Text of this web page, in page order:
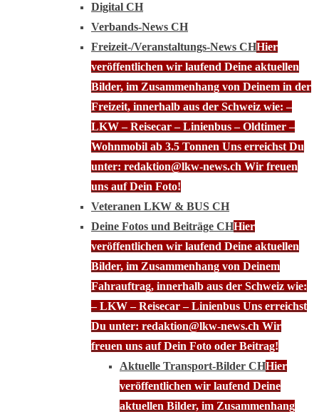
Digital CH
Verbands-News CH
Freizeit-/Veranstaltungs-News CHHier
veröffentlichen wir laufend Deine aktuellen
Bilder, im Zusammenhang von Deinem in der
Freizeit, innerhalb aus der Schweiz wie: –
LKW – Reisecar – Linienbus – Oldtimer –
Wohnmobil ab 3.5 Tonnen Uns erreichst Du
unter: redaktion@lkw-news.ch Wir freuen
uns auf Dein Foto!
Veteranen LKW & BUS CH
Deine Fotos und Beiträge CHHier
veröffentlichen wir laufend Deine aktuellen
Bilder, im Zusammenhang von Deinem
Fahrauftrag, innerhalb aus der Schweiz wie:
– LKW – Reisecar – Linienbus Uns erreichst
Du unter: redaktion@lkw-news.ch Wir
freuen uns auf Dein Foto oder Beitrag!
Aktuelle Transport-Bilder CHHier
veröffentlichen wir laufend Deine
aktuellen Bilder, im Zusammenhang